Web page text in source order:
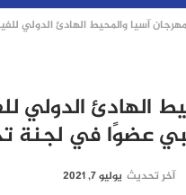
مهرجان آسيا والمحيط الهادئ الدولي
الهادئ الدولي
عضوًا في لجنة
آخر تحديث يوليو 7, 2021